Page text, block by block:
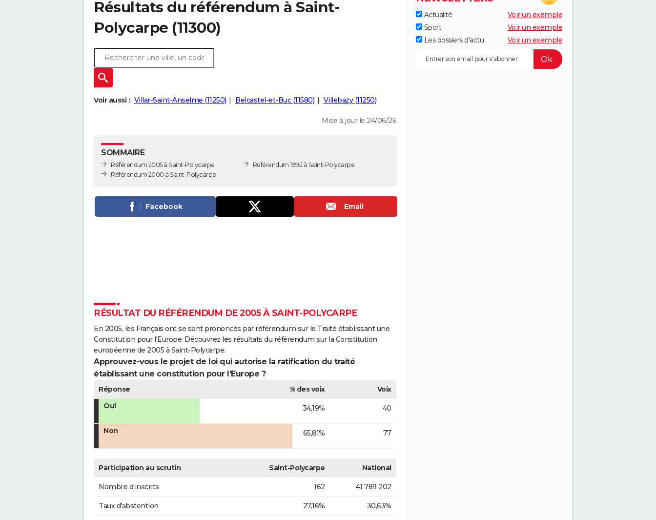
Résultats du référendum à Saint-
Polycarpe (11300)
Voir aussi : Villar-Saint-Anselme (11250) Belcastel-et-Buc (11580) Villebazy (11250)
Mise à jour le 24/06/26
SOMMAIRE
Référendum 2005 à Saint-Polycarpe
Référendum 2000 à Saint-Polycarpe
Référendum 1992 à Saint-Polycarpe
Facebook Email
RÉSULTAT DU RÉFÉRENDUM DE 2005 À SAINT-POLYCARPE
En 2005, les Français ont se sont prononcés par référendum sur le Traité établissant une
Constitution pour l'Europe. Découvrez les résultats du référendum sur la Constitution
européenne de 2005 à Saint-Polycarpe.
Approuvez-vous le projet de loi qui autorise la ratification du traité
établissant une constitution pour l'Europe ?
Réponse % des voix
Voix
Oui
34,19% 40
Non 65,81% 77
Participation au scrutin Saint-Polycarpe National
Nombre d'inscrits 162 41 789 202
Taux d'abstention 27,16% 30,63%
Actualité
Voir un exemple
Sport
Voir un exemple
Les dossiers d'actu
Voir un exemple